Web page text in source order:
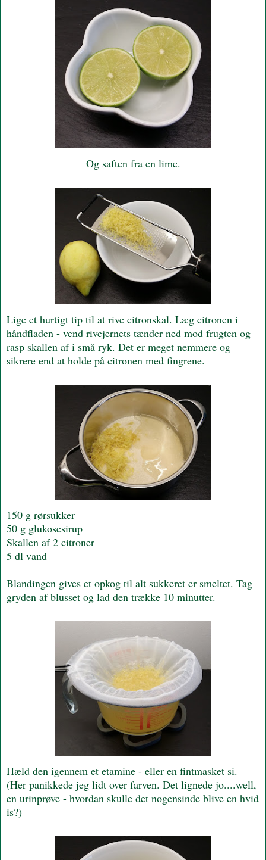
Og saften fra en lime.
Lige et hurtigt tip til at rive citronskal. Læg citronen i
håndfladen - vend rivejernets tænder ned mod frugten og
rasp skallen af i små ryk. Det er meget nemmere og
sikrere end at holde på citronen med fingrene.
150 g rørsukker
50 g glukosesirup
Skallen af 2 citroner
5 dl vand
Blandingen gives et opkog til alt sukkeret er smeltet. Tag
gryden af blusset og lad den trække 10 minutter.
Hæld den igennem et etamine - eller en fintmasket si.
(Her panikkede jeg lidt over farven. Det lignede jo....well,
en urinprøve - hvordan skulle det nogensinde blive en hvid
is?)